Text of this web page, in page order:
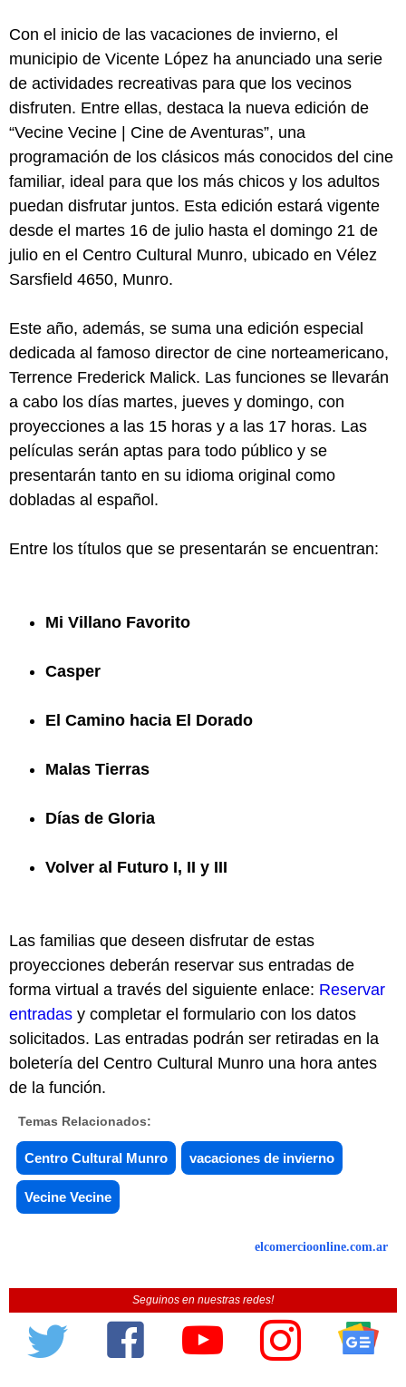
Con el inicio de las vacaciones de invierno, el
municipio de Vicente López ha anunciado una serie
de actividades recreativas para que los vecinos
disfruten. Entre ellas, destaca la nueva edición de
“Vecine Vecine | Cine de Aventuras”, una
programación de los clásicos más conocidos del cine
familiar, ideal para que los más chicos y los adultos
puedan disfrutar juntos. Esta edición estará vigente
desde el martes 16 de julio hasta el domingo 21 de
julio en el Centro Cultural Munro, ubicado en Vélez
Sarsfield 4650, Munro.
Este año, además, se suma una edición especial
dedicada al famoso director de cine norteamericano,
Terrence Frederick Malick. Las funciones se llevarán
a cabo los días martes, jueves y domingo, con
proyecciones a las 15 horas y a las 17 horas. Las
películas serán aptas para todo público y se
presentarán tanto en su idioma original como
dobladas al español.
Entre los títulos que se presentarán se encuentran:
Mi Villano Favorito
Casper
El Camino hacia El Dorado
Malas Tierras
Días de Gloria
Volver al Futuro I, II y III
Las familias que deseen disfrutar de estas
proyecciones deberán reservar sus entradas de
forma virtual a través del siguiente enlace: Reservar
entradas y completar el formulario con los datos
solicitados. Las entradas podrán ser retiradas en la
boletería del Centro Cultural Munro una hora antes
de la función.
Temas Relacionados:
Centro Cultural Munro vacaciones de invierno
Vecine Vecine
elcomercioonline.com.ar
Seguinos en nuestras redes!